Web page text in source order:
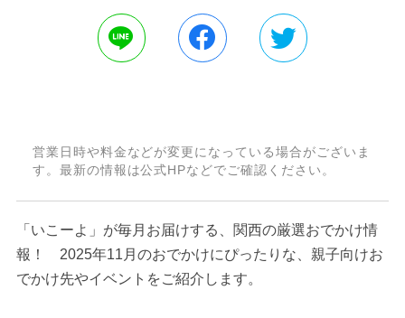
営業日時や料金などが変更になっている場合がございま
す。最新の情報は公式HPなどでご確認ください。
「いこーよ」が毎月お届けする、関西の厳選おでかけ情
報！ 2025年11月のおでかけにぴったりな、親子向けお
でかけ先やイベントをご紹介します。